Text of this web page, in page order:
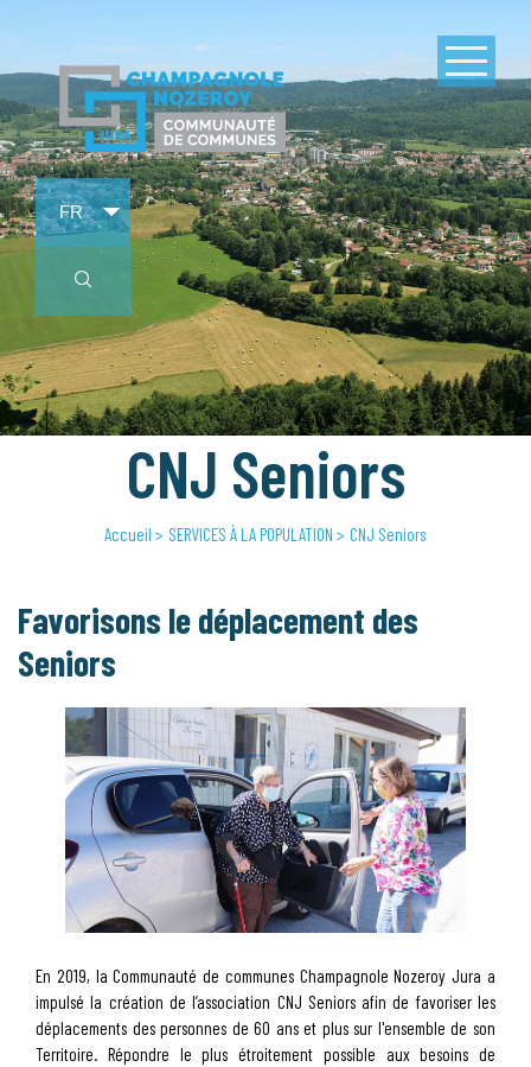
CNJ Seniors
Accueil SERVICES À LA POPULATION CNJ Seniors
Favorisons le déplacement des
Seniors
En 2019, la Communauté de communes Champagnole Nozeroy Jura a
impulsé la création de l’association CNJ Seniors afin de favoriser les
déplacements des personnes de 60 ans et plus sur l'ensemble de son
Territoire. Répondre le plus étroitement possible aux besoins de